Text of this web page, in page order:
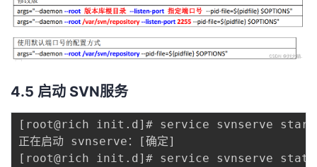
4.5 启动 SVN服务
[ root@rich init . d ] # service svnserve start
正在启动 svnserve：
[确定]
[ root@rich init . d ]